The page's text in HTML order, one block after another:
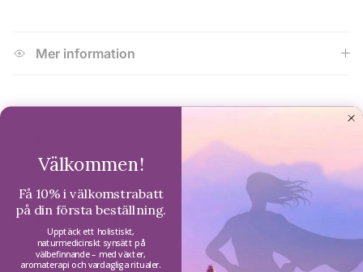
Mer information
Välkommen!
Få 10% i välkomstrabatt
på din första beställning.
Upptäck ett holistiskt,
naturmedicinskt synsätt på
välbefinnande – med växter,
aromaterapi och vardagliga ritualer.